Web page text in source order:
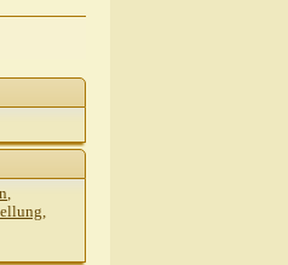
,
,